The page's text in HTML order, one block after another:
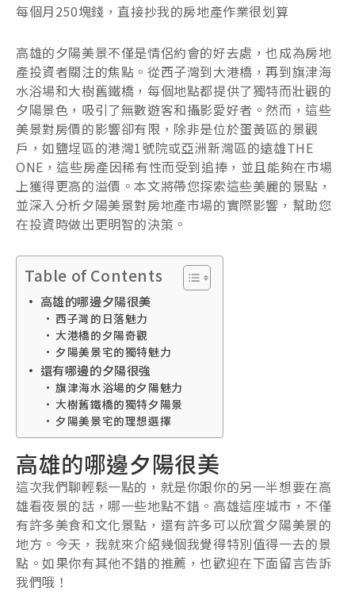
每個月250塊錢，直接抄我的房地產作業很划算
高雄的夕陽美景不僅是情侶約會的好去處，也成為房地
產投資者關注的焦點。從西子灣到大港橋，再到旗津海
水浴場和大樹舊鐵橋，每個地點都提供了獨特而壯觀的
夕陽景色，吸引了無數遊客和攝影愛好者。然而，這些
美景對房價的影響卻有限，除非是位於蛋黃區的景觀
戶，如鹽埕區的港灣1號院或亞洲新灣區的遠雄THE
ONE，這些房產因稀有性而受到追捧，並且能夠在市場
上獲得更高的溢價。本文將帶您探索這些美麗的景點，
並深入分析夕陽美景對房地產市場的實際影響，幫助您
在投資時做出更明智的決策。
Table of Contents
高雄的哪邊夕陽很美
西子灣的日落魅力
大港橋的夕陽奇觀
夕陽美景宅的獨特魅力
還有哪邊的夕陽很強
旗津海水浴場的夕陽魅力
大樹舊鐵橋的獨特夕陽景
夕陽美景宅的理想選擇
高雄的哪邊夕陽很美
這次我們聊輕鬆一點的，就是你跟你的另一半想要在高
雄看夜景的話，哪一些地點不錯。高雄這座城市，不僅
有許多美食和文化景點，還有許多可以欣賞夕陽美景的
地方。今天，我就來介紹幾個我覺得特別值得一去的景
點。如果你有其他不錯的推薦，也歡迎在下面留言告訴
我們哦！